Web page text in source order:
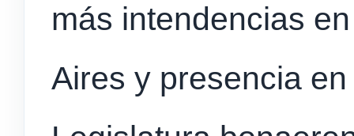
más intendencias
Aires y presencia